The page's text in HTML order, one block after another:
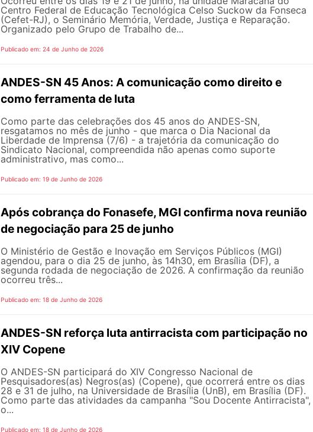
Centro Federal de Educação Tecnológica Celso Suckow da Fonseca
(Cefet-RJ), o Seminário Memória, Verdade, Justiça e Reparação.
Organizado pelo Grupo de Trabalho de...
Publicado em: 24 de Junho de 2026
ANDES-SN 45 Anos: A comunicação como direito e
como ferramenta de luta
Como parte das celebrações dos 45 anos do ANDES-SN,
resgatamos no mês de junho - que marca o Dia Nacional da
Liberdade de Imprensa (7/6) - a trajetória da comunicação do
Sindicato Nacional, compreendida não apenas como suporte
administrativo, mas como...
Publicado em: 19 de Junho de 2026
Após cobrança do Fonasefe, MGI confirma nova reunião
de negociação para 25 de junho
O Ministério de Gestão e Inovação em Serviços Públicos (MGI)
agendou, para o dia 25 de junho, às 14h30, em Brasília (DF), a
segunda rodada de negociação de 2026. A confirmação da reunião
ocorreu três...
Publicado em: 18 de Junho de 2026
ANDES-SN reforça luta antirracista com participação no
XIV Copene
O ANDES-SN participará do XIV Congresso Nacional de
Pesquisadores(as) Negros(as) (Copene), que ocorrerá entre os dias
28 e 31 de julho, na Universidade de Brasília (UnB), em Brasília (DF).
Como parte das atividades da campanha "Sou Docente Antirracista",
o...
Publicado em: 18 de Junho de 2026